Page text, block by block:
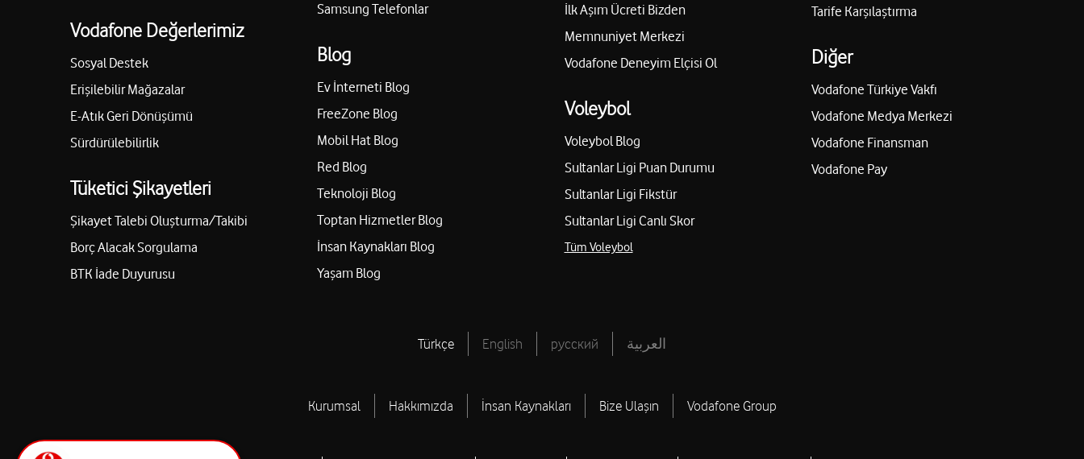
Vodafone Değerlerimiz
Sosyal Destek
Erişilebilir Mağazalar
E-Atık Geri Dönüşümü
Sürdürülebilirlik
Tüketici Şikayetleri
Şikayet Talebi Oluşturma/Takibi
Borç Alacak Sorgulama
BTK İade Duyurusu
Samsung Telefonlar
Blog
Ev İnterneti Blog
FreeZone Blog
Mobil Hat Blog
Red Blog
Teknoloji Blog
Toptan Hizmetler Blog
İnsan Kaynakları Blog
Yaşam Blog
İlk Aşım Ücreti Bizden
Memnuniyet Merkezi
Vodafone Deneyim Elçisi Ol
Voleybol
Voleybol Blog
Sultanlar Ligi Puan Durumu
Sultanlar Ligi Fikstür
Sultanlar Ligi Canlı Skor
Tüm Voleybol
Tarife Karşılaştırma
Diğer
Vodafone Türkiye Vakfı
Vodafone Medya Merkezi
Vodafone Finansman
Vodafone Pay
Türkçe English русский العربية
Kurumsal Hakkımızda İnsan Kaynakları Bize Ulaşın Vodafone Group